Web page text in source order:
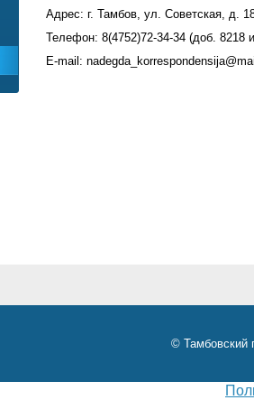
Адрес: г. Тамбов, ул. Советская, д.
Телефон: 8(4752)72-34-34 (доб. 8218
E-mail:
© Тамбовский